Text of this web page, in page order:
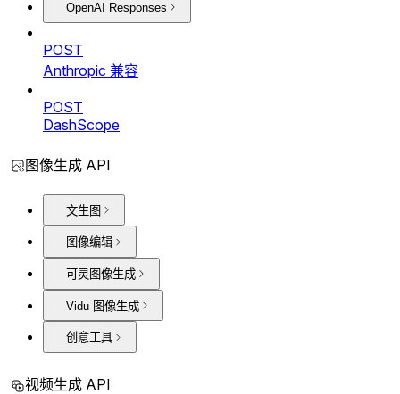
OpenAI Responses
POST
Anthropic 兼容
POST
DashScope
图像生成 API
文生图
图像编辑
可灵图像生成
Vidu 图像生成
创意工具
视频生成 API